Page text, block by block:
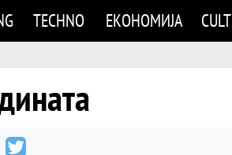
TECHNO ЕКОНОМИЈА CULT